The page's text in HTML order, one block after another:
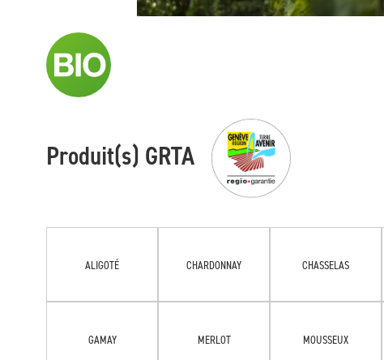
Produit(s) GRTA
ALIGOTÉ CHARDONNAY CHASSELAS
GAMAY MERLOT MOUSSEUX